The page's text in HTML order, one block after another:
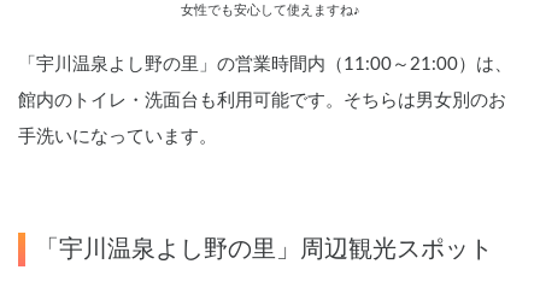
女性でも安心して使えますね♪
「宇川温泉よし野の里」の営業時間内（11:00～21:00）は、
館内のトイレ・洗面台も利用可能です。そちらは男女別のお
手洗いになっています。
「宇川温泉よし野の里」周辺観光スポット